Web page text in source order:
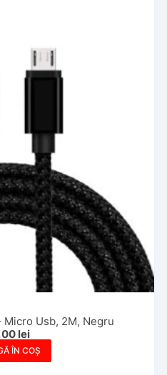
Micro Usb, 2M, Negru
lei
ÎN COȘ